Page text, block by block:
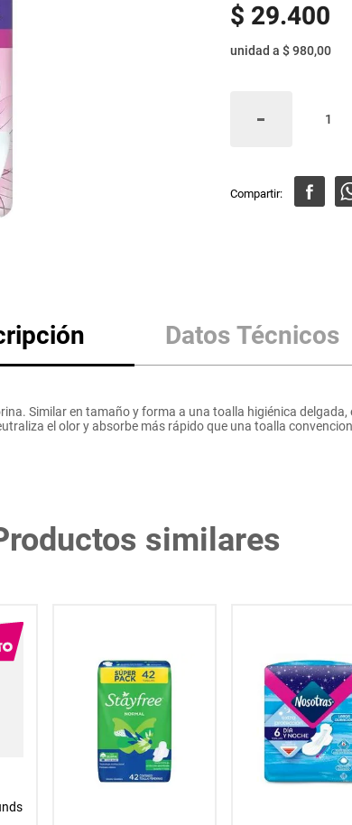
$ 29.400
unidad a $ 980,00
Datos Técnicos
Similar en tamaño y forma a una toalla higiénica
el olor y absorbe más rápido que una toalla
similares